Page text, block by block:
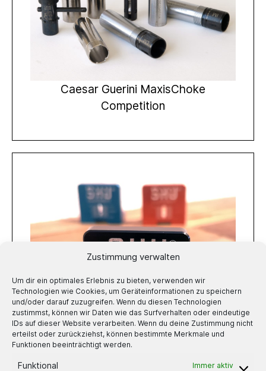
Zustimmung verwalten
Um dir ein optimales Erlebnis zu bieten, verwenden wir
Technologien wie Cookies, um Geräteinformationen zu speichern
und/oder darauf zuzugreifen. Wenn du diesen Technologien
zustimmst, können wir Daten wie das Surfverhalten oder eindeutige
IDs auf dieser Website verarbeiten. Wenn du deine Zustimmung nicht
erteilst oder zurückziehst, können bestimmte Merkmale und
Funktionen beeinträchtigt werden.
Funktional Immer aktiv
Caesar Guerini MaxisChoke
Competition